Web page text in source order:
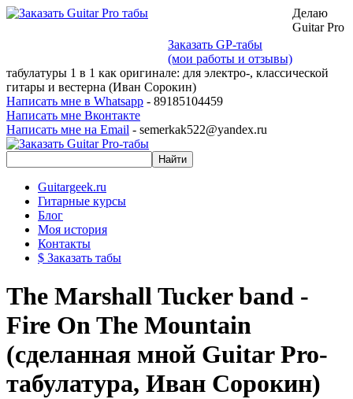
Заказать GP-табы
(мои работы и отзывы)
Делаю
Guitar Pro
табулатуры 1 в 1 как оригинале: для электро-, классической
гитары и вестерна (Иван Сорокин)
Написать мне в Whatsapp - 89185104459
Написать мне Вконтакте
Написать мне на Email - semerkak522@yandex.ru
Guitargeek.ru
Гитарные курсы
Блог
Моя история
Контакты
$ Заказать табы
The Marshall Tucker band -
Fire On The Mountain
(сделанная мной Guitar Pro-
табулатура, Иван Сорокин)